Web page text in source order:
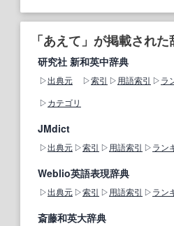
「あえて」が掲載され
研究社 新和英中辞典
出典元 索引 用語索引
ラ
カテゴリ
JMdict
出典元 索引 用語索引 ラン
Weblio英語表現辞典
出典元 索引 用語索引 ラン
斎藤和英大辞典